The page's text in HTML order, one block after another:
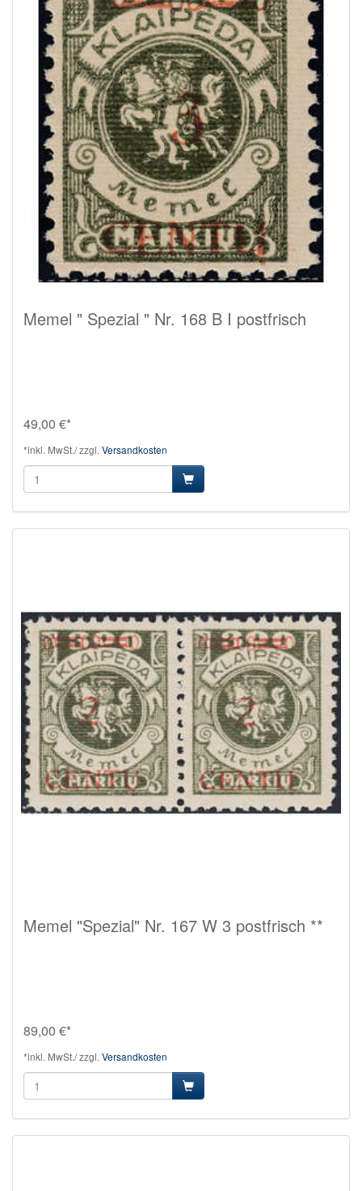
Memel " Spezial " Nr. 168 B I postfrisch
49,00 €*
*inkl. MwSt./ zzgl. Versandkosten
Memel "Spezial" Nr. 167 W 3 postfrisch **
89,00 €*
*inkl. MwSt./ zzgl. Versandkosten